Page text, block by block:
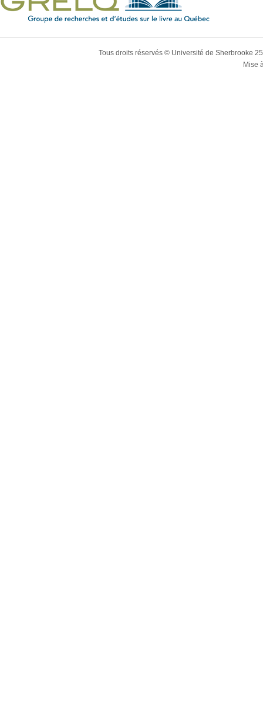
Tous droits réservés © Université de Sherbrooke
Mise